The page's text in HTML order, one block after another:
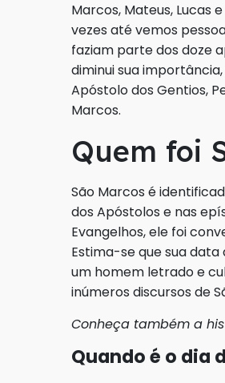
Marcos, Mateus, Lucas
vezes até vemos
faziam parte dos doze
diminui sua
Apóstolo dos Gentios,
Marcos.
Quem foi
São Marcos é
dos Apóstolos e nas
Evangelhos, ele foi
Estima-se que sua
um homem letrado e
inúmeros discursos de
Conheça também a
Quando é o dia